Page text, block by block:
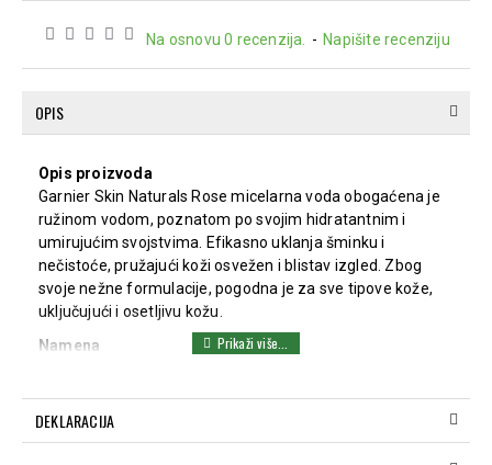
Na osnovu 0 recenzija. - Napišite recenziju
OPIS
Opis proizvoda
Garnier Skin Naturals Rose micelarna voda obogaćena je
ružinom vodom, poznatom po svojim hidratantnim i
umirujućim svojstvima. Efikasno uklanja šminku i
nečistoće, pružajući koži osvežen i blistav izgled. Zbog
svoje nežne formulacije, pogodna je za sve tipove kože,
uključujući i osetljivu kožu.
Namena
istovremeno hidrira i osvežava kožu. Idealna je za blagu i
DEKLARACIJA